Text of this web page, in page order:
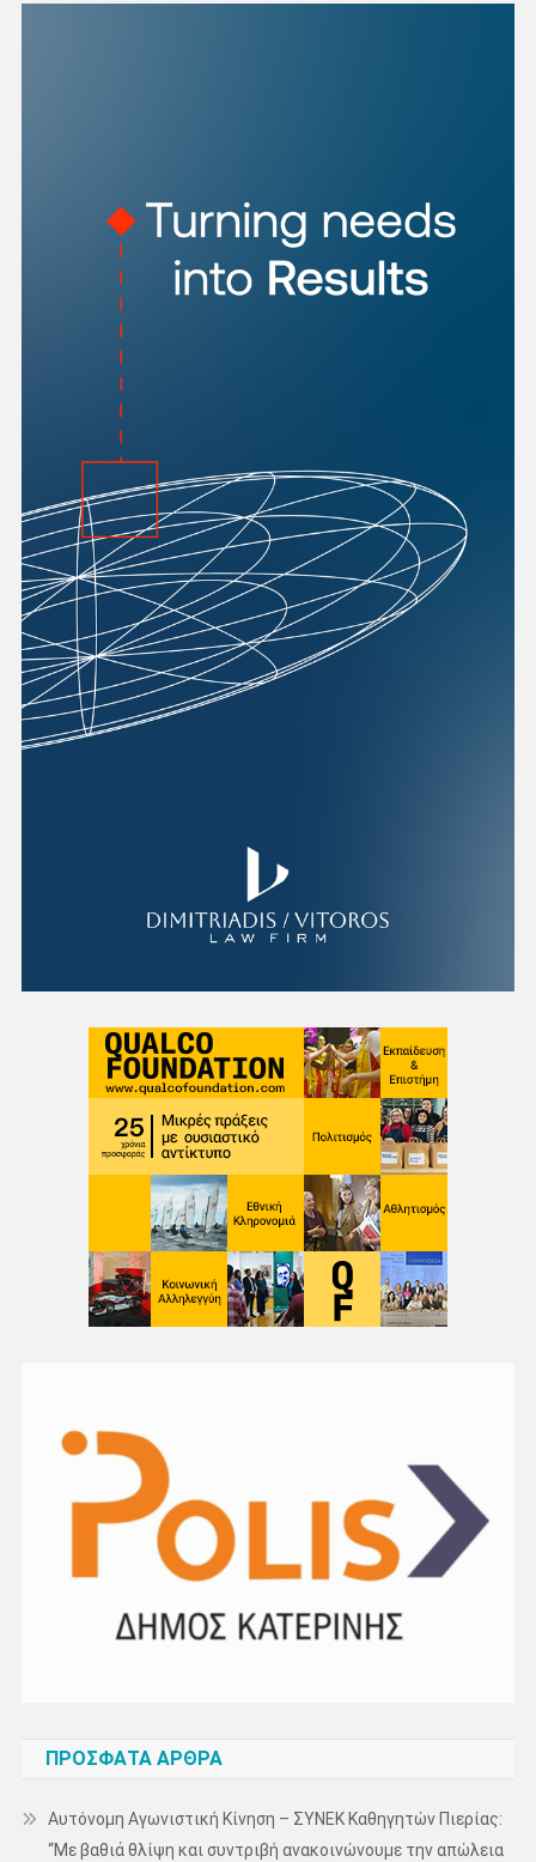
ΠΡΌΣΦΑΤΑ ΆΡΘΡΑ
Αυτόνομη Αγωνιστική Κίνηση – ΣΥΝΕΚ Καθηγητών Πιερίας:
“Με βαθιά θλίψη και συντριβή ανακοινώνουμε την απώλεια